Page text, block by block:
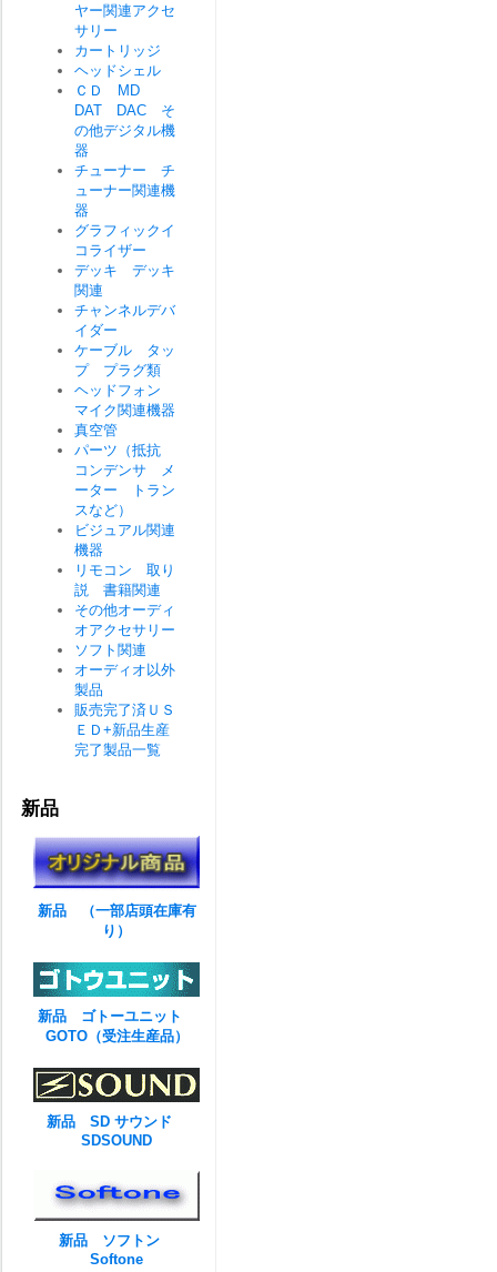
ヤー関連アクセ
サリー
カートリッジ
ヘッドシェル
ＣＤ MD
DAT DAC そ
の他デジタル機
器
チューナー チ
ューナー関連機
器
グラフィックイ
コライザー
デッキ デッキ
関連
チャンネルデバ
イダー
ケーブル タッ
プ プラグ類
ヘッドフォン
マイク関連機器
真空管
パーツ（抵抗
コンデンサ メ
ーター トラン
スなど）
ビジュアル関連
機器
リモコン 取り
説 書籍関連
その他オーディ
オアクセサリー
ソフト関連
オーディオ以外
製品
販売完了済ＵＳ
ＥＤ+新品生産
完了製品一覧
新品
新品 （一部店頭在庫有
り）
新品 ゴトーユニット
GOTO（受注生産品）
新品 SD サウンド
SDSOUND
新品 ソフトン
Softone